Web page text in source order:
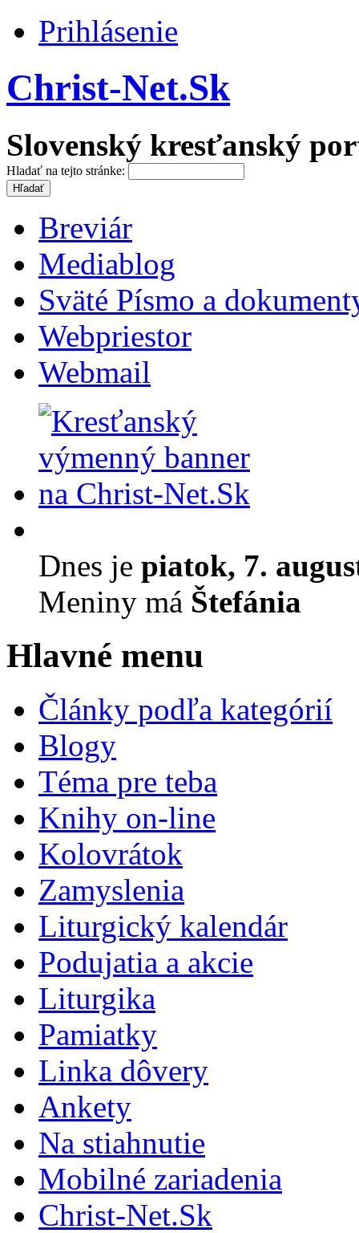
Prihlásenie
Christ-Net.Sk
Slovenský kresťanský
Hladať na tejto stránke:
Breviár
Mediablog
Sväté Písmo a
Webpriestor
Webmail
Dnes je piatok, 7.
Meniny má Štefánia
Hlavné menu
Články podľa kategórií
Blogy
Téma pre teba
Knihy on-line
Kolovrátok
Zamyslenia
Liturgický kalendár
Podujatia a akcie
Liturgika
Pamiatky
Linka dôvery
Ankety
Na stiahnutie
Mobilné zariadenia
Christ-Net.Sk